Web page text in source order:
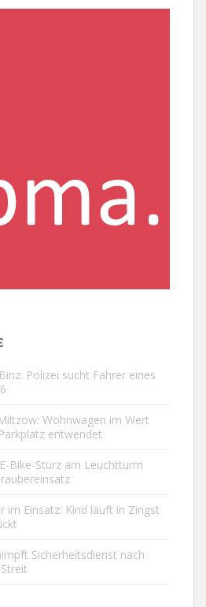
Polizei sucht Fahrer eines
Wohnwagen im Wert
entwendet
Bike-Sturz am Leuchtturm
im Einsatz: Kind läuft in Zingst
Sicherheitsdienst nach